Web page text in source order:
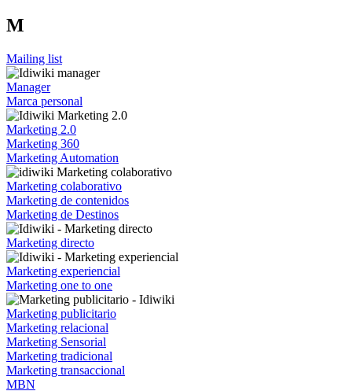
M
Mailing list
Manager
Marca personal
Marketing 2.0
Marketing 360
Marketing Automation
Marketing colaborativo
Marketing de contenidos
Marketing de Destinos
Marketing directo
Marketing experiencial
Marketing one to one
Marketing publicitario
Marketing relacional
Marketing Sensorial
Marketing tradicional
Marketing transaccional
MBN